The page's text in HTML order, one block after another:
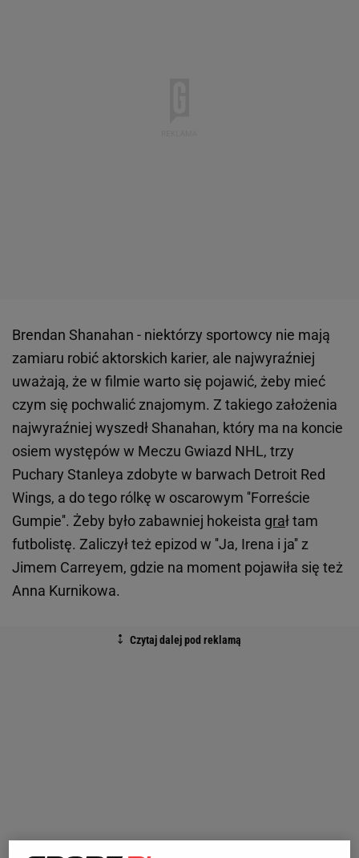
Brendan Shanahan - niektórzy sportowcy nie mają
zamiaru robić aktorskich karier, ale najwyraźniej
uważają, że w filmie warto się pojawić, żeby mieć
czym się pochwalić znajomym. Z takiego założenia
najwyraźniej wyszedł Shanahan, który ma na koncie
osiem występów w Meczu Gwiazd NHL, trzy
Puchary Stanleya zdobyte w barwach Detroit Red
Wings, a do tego rólkę w oscarowym ''Forreście
Gumpie''. Żeby było zabawniej hokeista grał tam
futbolistę. Zaliczył też epizod w ''Ja, Irena i ja'' z
Jimem Carreyem, gdzie na moment pojawiła się też
Anna Kurnikowa.